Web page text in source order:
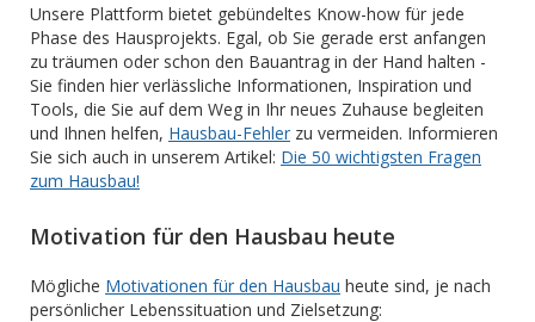
Unsere Plattform bietet gebündeltes Know-how für jede
Phase des Hausprojekts. Egal, ob Sie gerade erst anfangen
zu träumen oder schon den Bauantrag in der Hand halten -
Sie finden hier verlässliche Informationen, Inspiration und
Tools, die Sie auf dem Weg in Ihr neues Zuhause begleiten
und Ihnen helfen, Hausbau-Fehler zu vermeiden. Informieren
Sie sich auch in unserem Artikel: Die 50 wichtigsten Fragen
zum Hausbau!
Motivation für den Hausbau heute
Mögliche Motivationen für den Hausbau heute sind, je nach
persönlicher Lebenssituation und Zielsetzung: